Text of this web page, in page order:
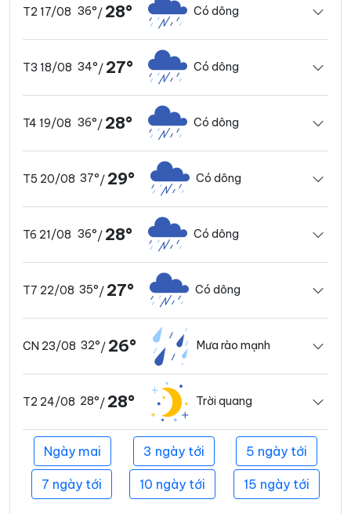
T2 17/08 36°/ 28° Có dông
T3 18/08 34°/ 27° Có dông
T4 19/08 36°/ 28° Có dông
T5 20/08 37°/ 29° Có dông
T6 21/08 36°/ 28° Có dông
T7 22/08 35°/ 27° Có dông
CN 23/08 32°/ 26° Mưa rào mạnh
T2 24/08 28°/ 28° Trời quang
Ngày mai 3 ngày tới 5 ngày tới
7 ngày tới 10 ngày tới 15 ngày tới